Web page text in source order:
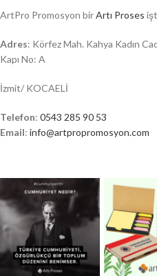
ArtPro Promosyon birArtı Proses
Adres: Körfez Mah. Kahya Kadın
Kapı No: A
İzmit/ KOCAELİ
Telefon: 0543 285 90 53
Email: info@artpropromosyon.com